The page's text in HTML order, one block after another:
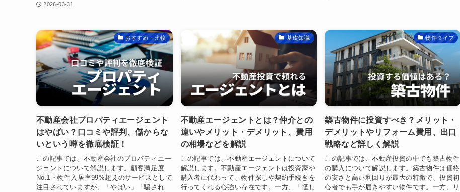
2026-03-31
おすすめ・比較
不動産会社プロパティエージェント
はやばい？口コミや評判、儲からな
いという噂を徹底検証！
この記事では、不動産会社のプロパティエー
ジェントについて解説します。顧客満足度
No.1・物件入居率99%超えのサービスとして
注目されていますが、「やばい」「騙され
基礎知識
不動産エージェントとは？仲介との
違いやメリット・デメリット、費用
の相場などを解説
この記事では、不動産エージェントについて
解説します。不動産エージェントは投資家や
購入者に代わって、物件探しや契約手続きを
行ってくれる心強い存在です。一方、「怪し
物件タイプ
築古物件に投資すべき？メリット・
デメリットやリフォーム費用、出口
戦略など詳しく解説
この記事では、不動産投資の中でも築古物件
の購入について解説します。築古物件は価格
の安さと高い利回りが最大の特徴で、投資初
心者でも手が届きやすい物件です。一方、リ